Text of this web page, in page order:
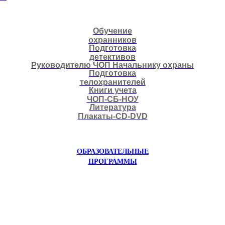
Обучение
охранников
Подготовка
детективов
Руководителю ЧОП Начальнику охраны
Подготовка
телохранителей
Книги учета
ЧОП-СБ-НОУ
Литература
Плакаты-CD-DVD
ОБРАЗОВАТЕЛЬНЫЕ
ПРОГРАММЫ